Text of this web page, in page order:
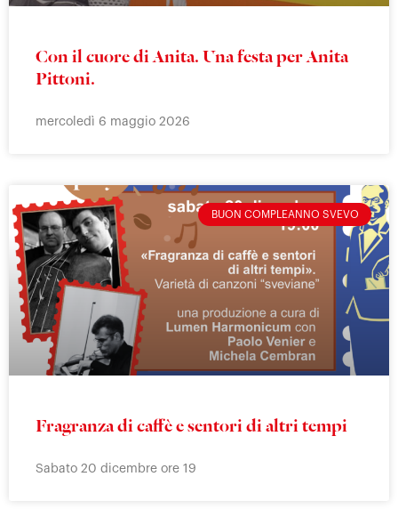
Con il cuore di Anita. Una festa per Anita
Pittoni.
mercoledì 6 maggio 2026
BUON COMPLEANNO SVEVO
Fragranza di caffè e sentori di altri tempi
Sabato 20 dicembre ore 19